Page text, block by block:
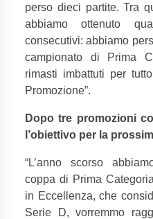
perso dieci partite. Tra
abbiamo ottenuto
consecutivi: abbiamo
campionato di Prima
rimasti imbattuti per
Promozione”.
Dopo tre promozioni
l’obiettivo per la
“L’anno scorso
coppa di Prima
in Eccellenza, che
Serie D, vorremmo